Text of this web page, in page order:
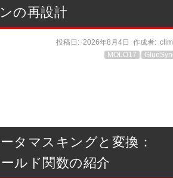
の再設計
投稿日: 2026年8月4日 作成者:
MOLO17
タマスキングと変換：
ルド関数の紹介